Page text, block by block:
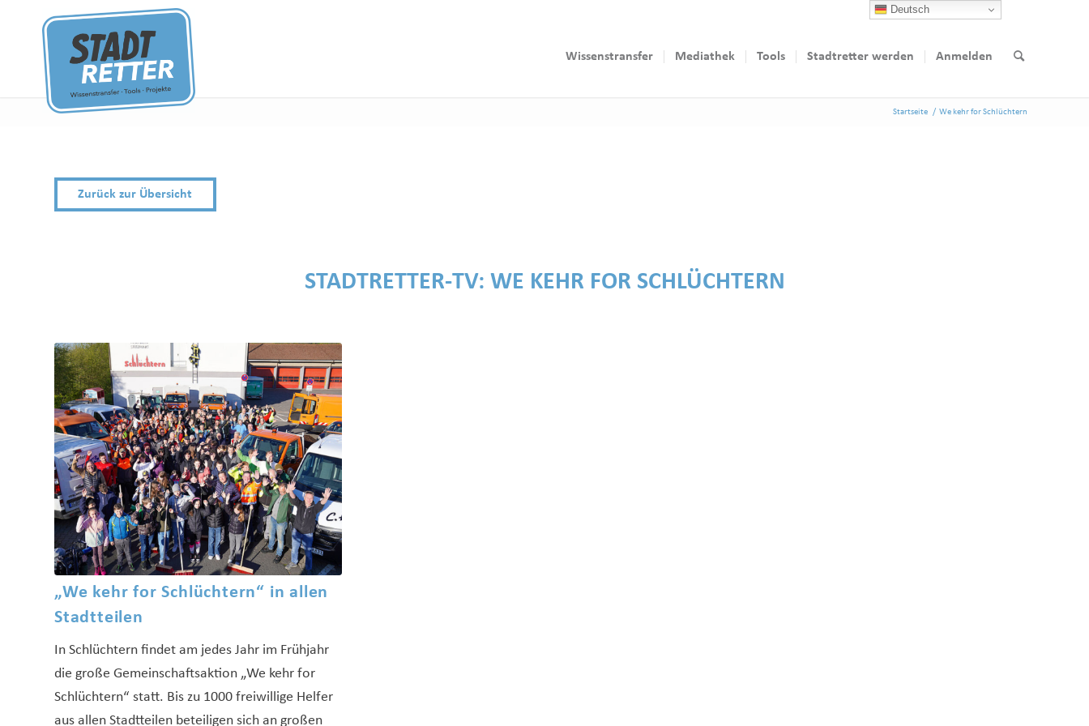
Wissenstransfer Mediathek Tools Stadtretter werden Anmelden
Startseite / We kehr for Schlüchtern
Zurück zur Übersicht
STADTRETTER-TV: WE KEHR FOR SCHLÜCHTERN
„We kehr for Schlüchtern“ in allen
Stadtteilen
In Schlüchtern findet am jedes Jahr im Frühjahr
die große Gemeinschaftsaktion „We kehr for
Schlüchtern“ statt. Bis zu 1000 freiwillige Helfer
aus allen Stadtteilen beteiligen sich an großen
Deutsch